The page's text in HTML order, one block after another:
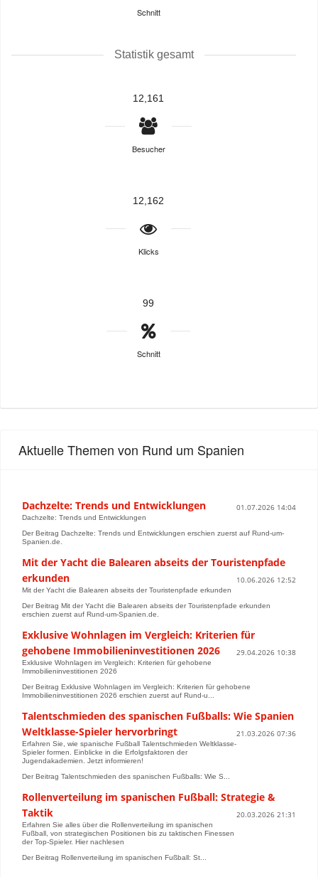
Schnitt
Statistik gesamt
12,161
Besucher
12,162
Klicks
99
Schnitt
Aktuelle Themen von Rund um Spanien
Dachzelte: Trends und Entwicklungen 01.07.2026 14:04
Dachzelte: Trends und Entwicklungen
Der Beitrag Dachzelte: Trends und Entwicklungen erschien zuerst auf Rund-um-
Spanien.de.
Mit der Yacht die Balearen abseits der Touristenpfade
erkunden
10.06.2026 12:52
Mit der Yacht die Balearen abseits der Touristenpfade erkunden
Der Beitrag Mit der Yacht die Balearen abseits der Touristenpfade erkunden
erschien zuerst auf Rund-um-Spanien.de.
Exklusive Wohnlagen im Vergleich: Kriterien für
gehobene Immobilieninvestitionen 2026
29.04.2026 10:38
Exklusive Wohnlagen im Vergleich: Kriterien für gehobene
Immobilieninvestitionen 2026
Der Beitrag Exklusive Wohnlagen im Vergleich: Kriterien für gehobene
Immobilieninvestitionen 2026 erschien zuerst auf Rund-u...
Talentschmieden des spanischen Fußballs: Wie Spanien
Weltklasse-Spieler hervorbringt
21.03.2026 07:36
Erfahren Sie, wie spanische Fußball Talentschmieden Weltklasse-
Spieler formen. Einblicke in die Erfolgsfaktoren der
Jugendakademien. Jetzt informieren!
Der Beitrag Talentschmieden des spanischen Fußballs: Wie S...
Rollenverteilung im spanischen Fußball: Strategie &
Taktik
20.03.2026 21:31
Erfahren Sie alles über die Rollenverteilung im spanischen
Fußball, von strategischen Positionen bis zu taktischen Finessen
der Top-Spieler. Hier nachlesen
Der Beitrag Rollenverteilung im spanischen Fußball: St...